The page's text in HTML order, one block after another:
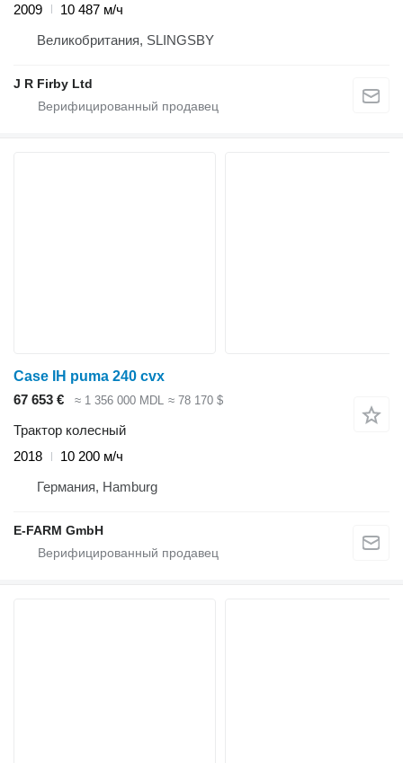
2009
10 487 м/ч
Великобритания, SLINGSBY
J R Firby Ltd
Case IH puma 240 cvx
67 653 €
≈ 1 356 000 MDL ≈ 78 170 $
Трактор колесный
2018
10 200 м/ч
Германия, Hamburg
E-FARM GmbH